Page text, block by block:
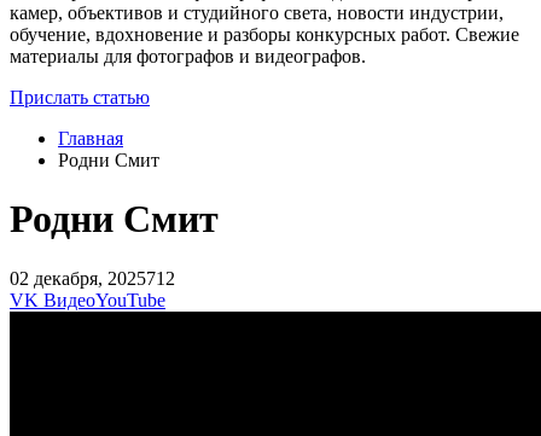
камер, объективов и студийного света, новости индустрии,
обучение, вдохновение и разборы конкурсных работ. Свежие
материалы для фотографов и видеографов.
Прислать статью
Главная
Родни Смит
Родни Смит
02 декабря, 2025712
VK ВидеоYouTube